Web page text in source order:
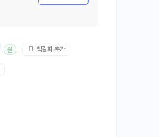
원 📑 책갈피 추가